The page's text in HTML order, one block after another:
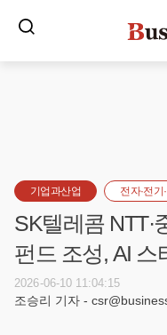
기업과산업 전자·전기
SK텔레콤 NTT·
펀드 조성, AI 스
2026-06-10 11:04:15
조승리 기자 -